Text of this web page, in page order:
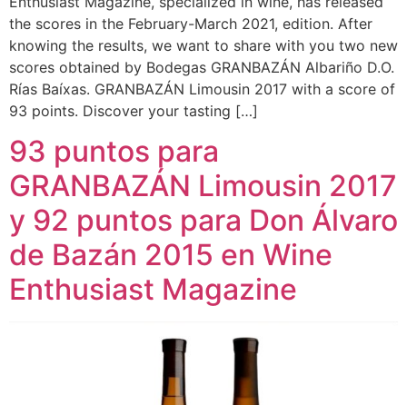
the scores in the February-March 2021, edition. After
knowing the results, we want to share with you two new
scores obtained by Bodegas GRANBAZÁN Albariño D.O.
Rías Baíxas. GRANBAZÁN Limousin 2017 with a score of
93 points. Discover your tasting […]
93 puntos para
GRANBAZÁN Limousin 2017
y 92 puntos para Don Álvaro
de Bazán 2015 en Wine
Enthusiast Magazine